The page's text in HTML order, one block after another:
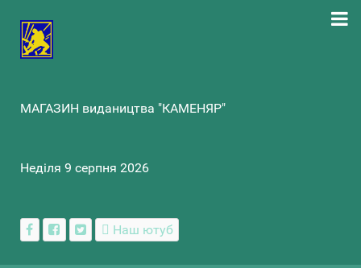
МАГАЗИН видаництва "КАМЕНЯР"
Неділя 9 серпня 2026
Наш ютуб